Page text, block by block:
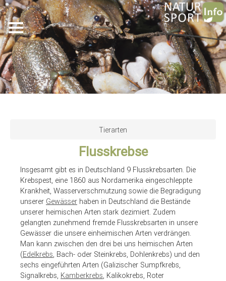
Tierarten
Flusskrebse
Insgesamt gibt es in Deutschland 9 Flusskrebsarten. Die
Krebspest, eine 1860 aus Nordamerika eingeschleppte
Krankheit, Wasserverschmutzung sowie die Begradigung
unserer Gewässer haben in Deutschland die Bestände
unserer heimischen Arten stark dezimiert. Zudem
gelangten zunehmend fremde Flusskrebsarten in unsere
Gewässer die unsere einheimischen Arten verdrängen.
Man kann zwischen den drei bei uns heimischen Arten
(Edelkrebs, Bach- oder Steinkrebs, Dohlenkrebs) und den
sechs eingeführten Arten (Galizischer Sumpfkrebs,
Signalkrebs, Kamberkrebs, Kalikokrebs, Roter